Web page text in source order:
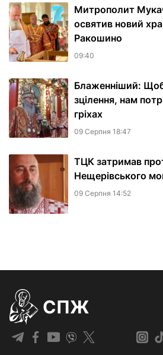
Митрополит
освятив новий
Ракошино
09:40
Блаженніший:
зцілення, нам
гріхах
09 Серпня 18:47
ТЦК затримав
Нещерівського
09 Серпня 14:52
СПЖ